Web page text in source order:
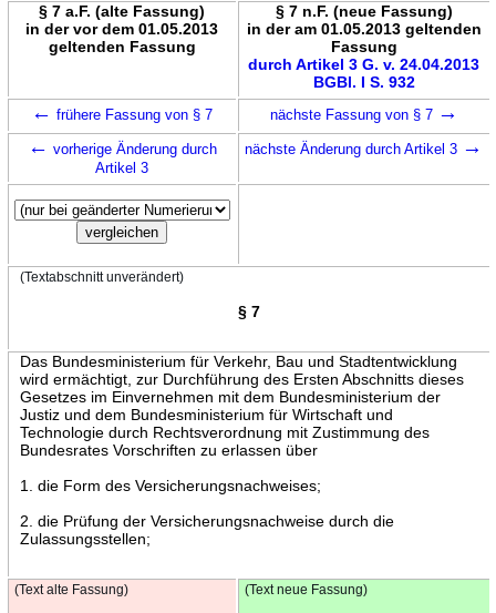
§ 7 a.F. (alte Fassung)
in der vor dem 01.05.2013
geltenden Fassung
§ 7 n.F. (neue Fassung)
in der am 01.05.2013 geltenden
Fassung
durch Artikel 3 G. v. 24.04.2013
BGBl. I S. 932
← frühere Fassung von § 7 nächste Fassung von § 7 →
← vorherige Änderung durch
Artikel 3
nächste Änderung durch Artikel 3 →
(Textabschnitt unverändert)
§ 7
Das Bundesministerium für Verkehr, Bau und Stadtentwicklung
wird ermächtigt, zur Durchführung des Ersten Abschnitts dieses
Gesetzes im Einvernehmen mit dem Bundesministerium der
Justiz und dem Bundesministerium für Wirtschaft und
Technologie durch Rechtsverordnung mit Zustimmung des
Bundesrates Vorschriften zu erlassen über
1. die Form des Versicherungsnachweises;
2. die Prüfung der Versicherungsnachweise durch die
Zulassungsstellen;
(Text alte Fassung) (Text neue Fassung)